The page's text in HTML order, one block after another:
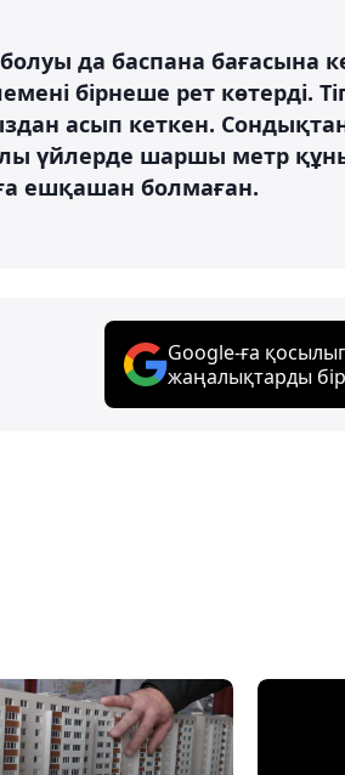
да баспана бағасына
бірнеше рет көтерді.
асып кеткен.
үйлерде шаршы метр
ешқашан болмаған.
Google-ға
жаңалықтарды